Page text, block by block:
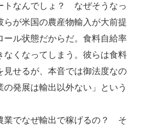
なんでしょ？ なぜそうなっ
らが米国の農産物輸入が大前提
ール状態だからだ。食料自給率
なくなってしまう。彼らは食料
見せるが、本音では御法度なの
発展は輸出以外ない」という
業でなぜ輸出で稼げるの？ そ